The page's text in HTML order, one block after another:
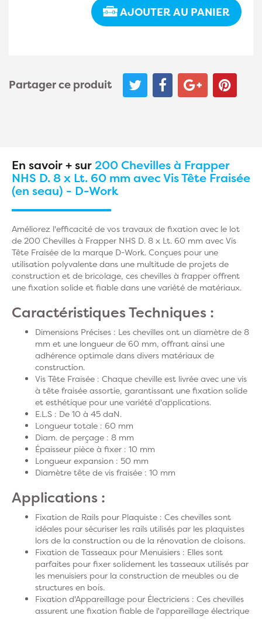
AJOUTER AU PANIER
Partager ce produit
En savoir + sur 200 Chevilles à Frapper
NHS D. 8 x Lt. 60 mm avec Vis Tête Fraisée
(en seau) - D-Work
Améliorez l'efficacité de vos travaux de fixation avec le lot
de 200 Chevilles à Frapper NHS D. 8 x Lt. 60 mm avec Vis
Tête Fraisée de la marque D-Work. Conçues pour une
utilisation polyvalente dans une multitude de projets de
construction et de bricolage, ces chevilles à frapper offrent
une fixation solide et fiable dans une variété de matériaux.
Caractéristiques Techniques :
Dimensions Précises : Les chevilles ont un diamètre de 8
mm et une longueur de 60 mm, offrant ainsi une
adhérence optimale dans divers matériaux de
construction.
Vis Tête Fraisée : Chaque cheville est livrée avec une vis
à tête fraisée assortie, garantissant une fixation solide
et esthétique pour une variété d'applications.
E.L.S : De 10 à 45 daN.
Longueur totale : 60 mm
Diam. de perçage : 8 mm
Épaisseur pièce à fixer : 10 mm
Longueur expansion : 50 mm
Diamètre tête de vis fraisée : 10 mm
Applications :
Fixation de Rails pour Plaquiste : Ces chevilles sont
idéales pour sécuriser les rails utilisés par les plaquistes
lors de la construction ou de la rénovation de cloisons.
Fixation de Tasseaux pour Menuisiers : Elles sont
parfaites pour fixer solidement les tasseaux utilisés par
les menuisiers pour la construction de meubles ou de
structures en bois.
Fixation d'Appareillage pour Électriciens : Ces chevilles
assurent une fixation fiable de l'appareillage électrique